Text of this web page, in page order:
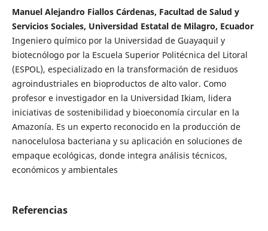
Manuel Alejandro Fiallos Cárdenas, Facultad de Salud y
Servicios Sociales, Universidad Estatal de Milagro, Ecuador
Ingeniero químico por la Universidad de Guayaquil y
biotecnólogo por la Escuela Superior Politécnica del Litoral
(ESPOL), especializado en la transformación de residuos
agroindustriales en bioproductos de alto valor. Como
profesor e investigador en la Universidad Ikiam, lidera
iniciativas de sostenibilidad y bioeconomía circular en la
Amazonía. Es un experto reconocido en la producción de
nanocelulosa bacteriana y su aplicación en soluciones de
empaque ecológicas, donde integra análisis técnicos,
económicos y ambientales
Referencias